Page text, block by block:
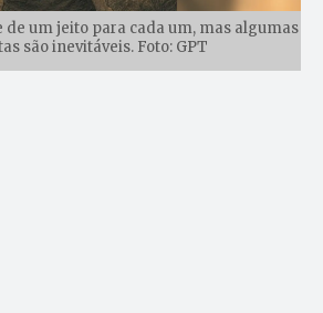
um jeito para cada um, mas algumas
são inevitáveis. Foto: GPT